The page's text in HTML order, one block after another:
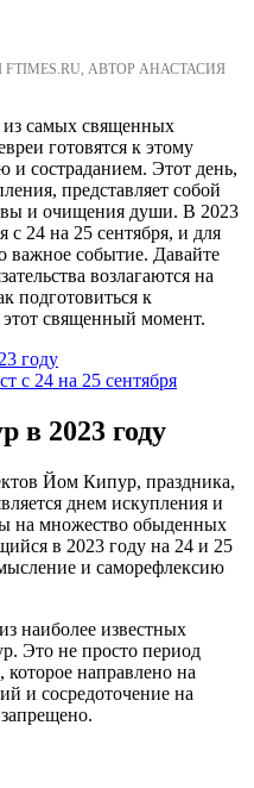
FTIMES.RU, АВТОР АНАСТАСИЯ
самых священных
готовятся к этому
и состраданием. Этот день,
представляет собой
и очищения души. В 2023
с 24 на 25 сентября, и для
важное событие. Давайте
возлагаются на
подготовиться к
священный момент.
году
с 24 на 25 сентября
в 2023 году
Йом Кипур, праздника,
днем искупления и
на множество обыденных
в 2023 году на 24 и 25
и саморефлексию
наиболее известных
Это не просто период
направлено на
и сосредоточение на